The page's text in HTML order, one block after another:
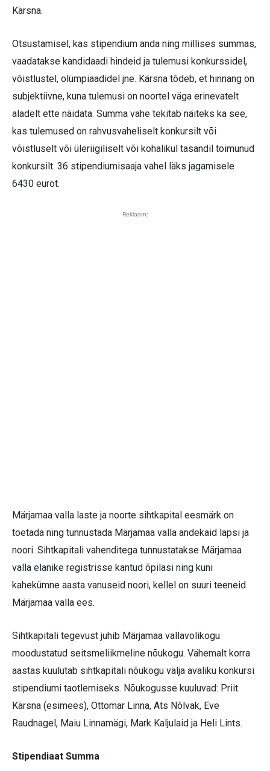
Kärsna.
Otsustamisel, kas stipendium anda ning millises summas,
vaadatakse kandidaadi hindeid ja tulemusi konkurssidel,
võistlustel, olümpiaadidel jne. Kärsna tõdeb, et hinnang on
subjektiivne, kuna tulemusi on noortel väga erinevatelt
aladelt ette näidata. Summa vahe tekitab näiteks ka see,
kas tulemused on rahvusvaheliselt konkursilt või
võistluselt või üleriigiliselt või kohalikul tasandil toimunud
konkursilt. 36 stipendiumisaaja vahel läks jagamisele
6430 eurot.
Reklaam:
Märjamaa valla laste ja noorte sihtkapital eesmärk on
toetada ning tunnustada Märjamaa valla andekaid lapsi ja
noori. Sihtkapitali vahenditega tunnustatakse Märjamaa
valla elanike registrisse kantud õpilasi ning kuni
kahekümne aasta vanuseid noori, kellel on suuri teeneid
Märjamaa valla ees.
Sihtkapitali tegevust juhib Märjamaa vallavolikogu
moodustatud seitsmeliikmeline nõukogu. Vähemalt korra
aastas kuulutab sihtkapitali nõukogu välja avaliku konkursi
stipendiumi taotlemiseks. Nõukogusse kuuluvad: Priit
Kärsna (esimees), Ottomar Linna, Ats Nõlvak, Eve
Raudnagel, Maiu Linnamägi, Mark Kaljulaid ja Heli Lints.
Stipendiaat Summa